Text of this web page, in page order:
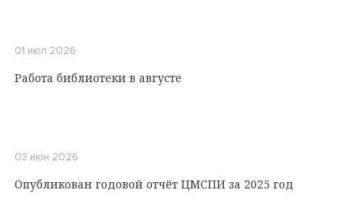
01 июл 2026
Работа библиотеки в августе
03 июн 2026
Опубликован годовой отчёт ЦМСПИ за 2025 год